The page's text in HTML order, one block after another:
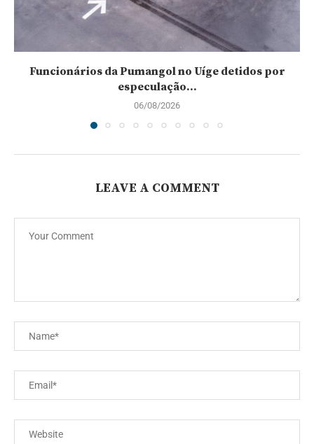
Funcionários da Pumangol no Uíge detidos por
especulação...
06/08/2026
LEAVE A COMMENT